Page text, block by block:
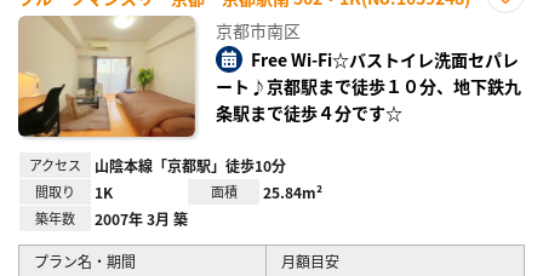
り登
録
京都市南区
Free Wi-Fi☆バストイレ洗面セパレ
ート♪京都駅まで徒歩１０分、地下鉄九
条駅まで徒歩４分です☆
アクセス 山陰本線「京都駅」徒歩10分
間取り 1K 面積 25.84m²
築年数 2007年 3月 築
プラン名・期間
月額目安